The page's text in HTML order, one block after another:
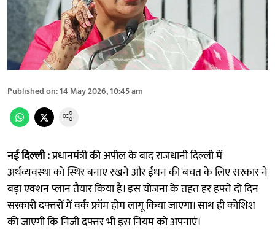
Published on:14 May 2026, 10:45 am
नई दिल्ली :प्रधानमंत्री की अपील के बाद राजधानी दिल्ली में
अर्थव्यवस्था को स्थिर बनाए रखने और ईंधन की बचत के लिए सरकार ने
बड़ा एक्शन प्लान तैयार किया है। इस योजना के तहत हर हफ्ते दो दिन
सरकारी दफ्तरों में वर्क फ्रॉम होम लागू किया जाएगा। साथ ही कोशिश
की जाएगी कि निजी दफ्तर भी इस नियम को अपनाएं।